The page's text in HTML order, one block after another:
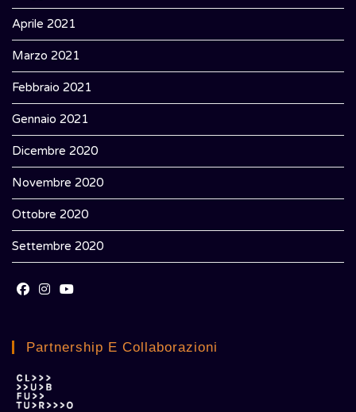
Aprile 2021
Marzo 2021
Febbraio 2021
Gennaio 2021
Dicembre 2020
Novembre 2020
Ottobre 2020
Settembre 2020
tab
a
tab
a
Partnership E Collaborazioni